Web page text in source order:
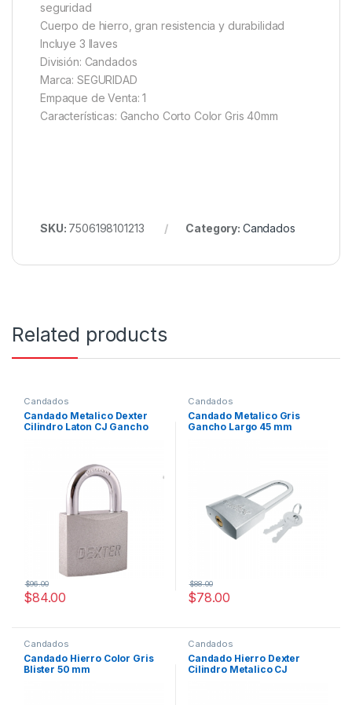
seguridad
Cuerpo de hierro, gran resistencia y durabilidad
Incluye 3 llaves
División: Candados
Marca: SEGURIDAD
Empaque de Venta: 1
Características: Gancho Corto Color Gris 40mm
SKU: 7506198101213 Category: Candados
Related products
Candados
Candado Metalico Dexter
Cilindro Laton CJ Gancho
$84.00
$96.00
Candados
Candado Metalico Gris
Gancho Largo 45 mm
$78.00
$88.00
Candados
Candado Hierro Color Gris
Blister 50 mm
Candados
Candado Hierro Dexter
Cilindro Metalico CJ